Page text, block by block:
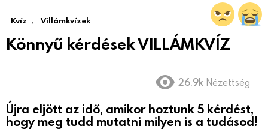
Kvíz , Villámkvízek
Könnyű kérdések VILLÁMKVÍZ
26.9k Nézettség
Újra eljött az idő, amikor hoztunk 5 kérdést,
hogy meg tudd mutatni milyen is a tudásod!